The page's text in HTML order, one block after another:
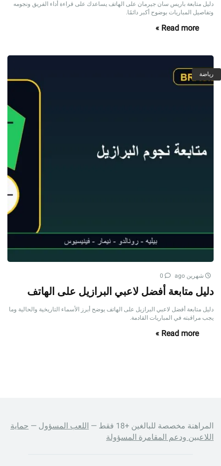
دليل متابعة باريس سان جيرمان على الهاتف يساعدك على قراءة أداء الفريق ونجومه
وتفاصيل المباريات بوضوح أكبر دائمًا.
Read more »
رياضة
شهرين ago
دليل متابعة أفضل لاعبي البرازيل على الهاتف
دليل متابعة أفضل لاعبي البرازيل على الهاتف يوضح أبرز الأسماء التاريخية والحالية وما
يجب مراقبته في المباريات القادمة.
Read more »
المراهنة مخصصة للبالغين +18 فقط — اللعب المسؤول — حماية
اللاعبين ودعم المقامرة المسؤولة